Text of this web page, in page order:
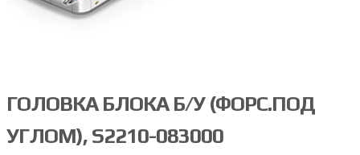
ГОЛОВКА БЛОКА Б/У (ФОРС.ПОД
УГЛОМ), S2210-083000